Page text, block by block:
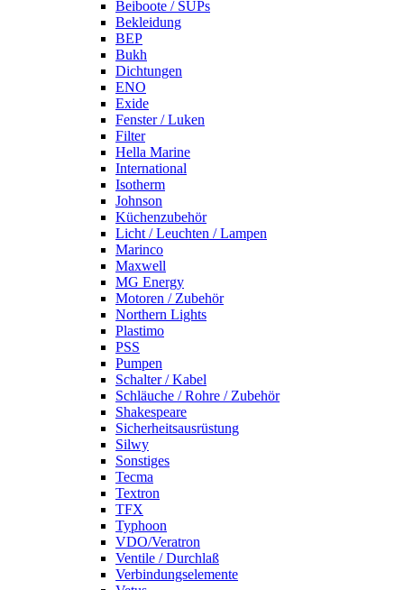
Beiboote / SUPs
Bekleidung
BEP
Bukh
Dichtungen
ENO
Exide
Fenster / Luken
Filter
Hella Marine
International
Isotherm
Johnson
Küchenzubehör
Licht / Leuchten / Lampen
Marinco
Maxwell
MG Energy
Motoren / Zubehör
Northern Lights
Plastimo
PSS
Pumpen
Schalter / Kabel
Schläuche / Rohre / Zubehör
Shakespeare
Sicherheitsausrüstung
Silwy
Sonstiges
Tecma
Textron
TFX
Typhoon
VDO/Veratron
Ventile / Durchlaß
Verbindungselemente